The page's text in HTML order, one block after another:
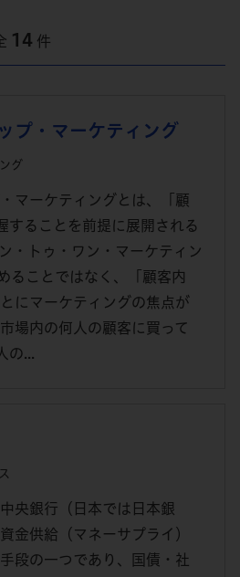
14 件
プ・マーケティング
グ
マーケティングとは、「顧
することを前提に展開される
・トゥ・ワン・マーケティン
ることではなく、「顧客内
にマーケティングの焦点が
場内の何人の顧客に買って
...
央銀行（日本では日本銀
金供給（マネーサプライ）
段の一つであり、国債・社